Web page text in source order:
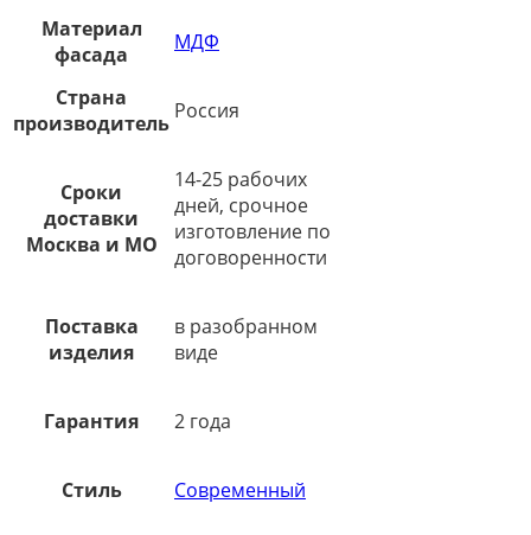
Материал
фасада
МДФ
Страна
производитель Россия
Сроки
доставки
Москва и МО
14-25 рабочих
дней, срочное
изготовление по
договоренности
Поставка
изделия
в разобранном
виде
Гарантия 2 года
Стиль Современный